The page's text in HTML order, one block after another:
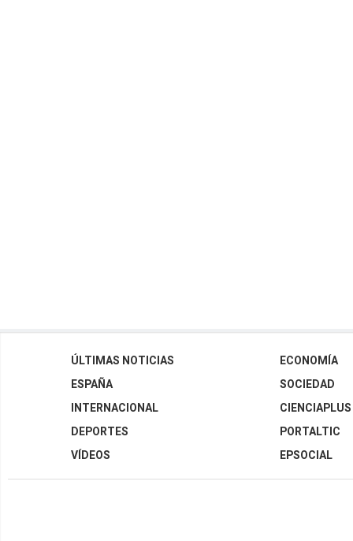
ÚLTIMAS NOTICIAS
ESPAÑA
INTERNACIONAL
DEPORTES
VÍDEOS
ECONOMÍA
SOCIEDAD
CIENCIAPLUS
PORTALTIC
EPSOCIAL